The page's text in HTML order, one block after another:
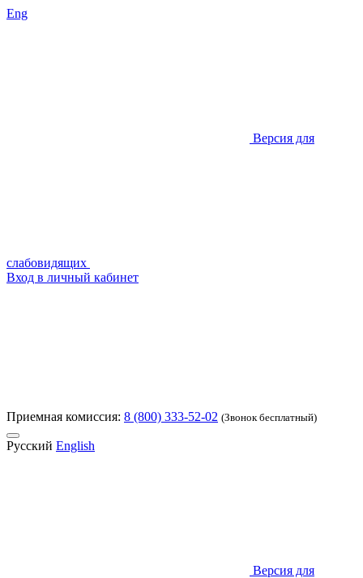
Eng
Версия для
слабовидящих
Вход в личный кабинет
Приемная комиссия: 8 (800) 333-52-02 (Звонок бесплатный)
Русский English
Версия для